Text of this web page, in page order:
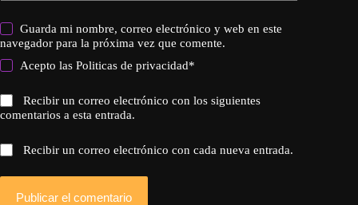
Guarda mi nombre, correo electrónico y web en este
navegador para la próxima vez que comente.
Acepto lasPoliticas de privacidad*
Recibir un correo electrónico con los siguientes
comentarios a esta entrada.
Recibir un correo electrónico con cada nueva entrada.
Publicar el comentario